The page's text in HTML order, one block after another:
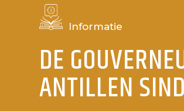
Informatie
DE
ANTILLEN